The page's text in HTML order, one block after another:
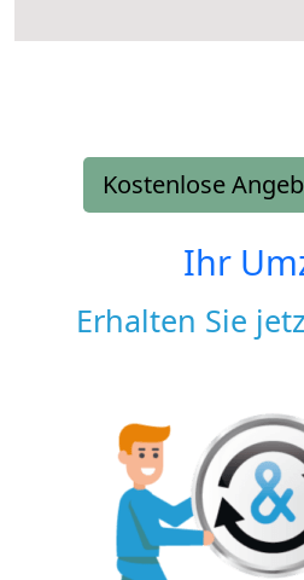
Kostenlose
Ihr
Erhalten Sie